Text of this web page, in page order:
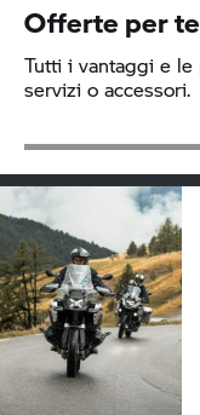
Offerte per te
Tutti i vantaggi e
servizi o accessori.